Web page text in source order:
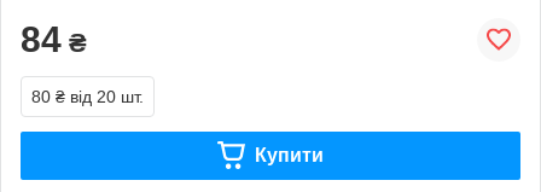
84 ₴
80 ₴ від 20 шт.
Купити